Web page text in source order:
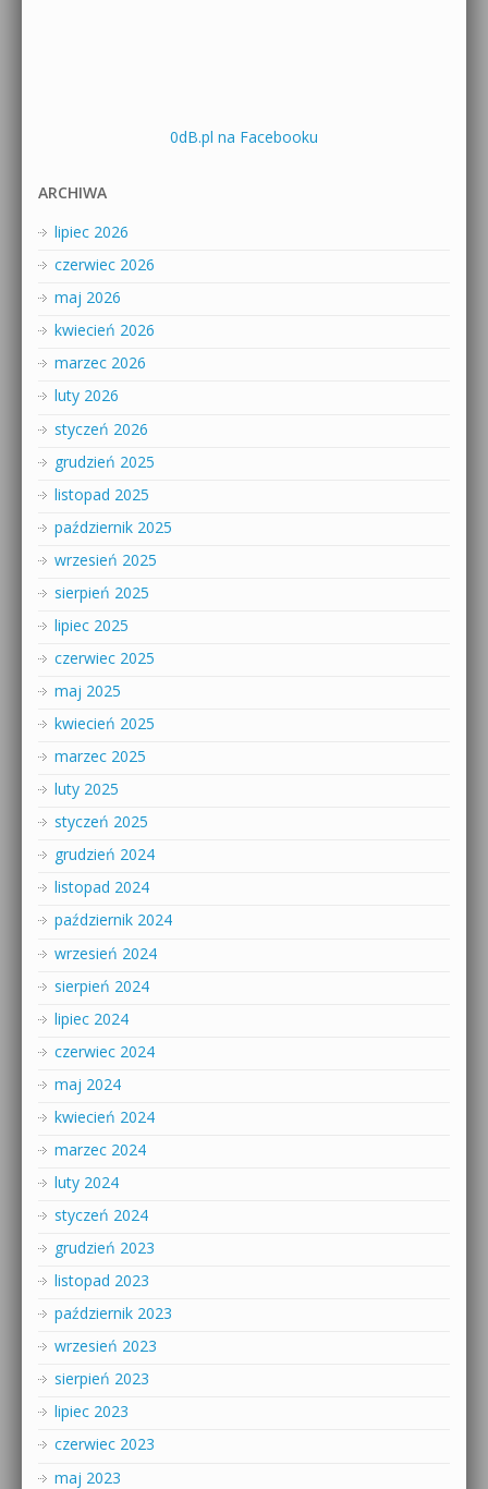
0dB.pl na Facebooku
ARCHIWA
lipiec 2026
czerwiec 2026
maj 2026
kwiecień 2026
marzec 2026
luty 2026
styczeń 2026
grudzień 2025
listopad 2025
październik 2025
wrzesień 2025
sierpień 2025
lipiec 2025
czerwiec 2025
maj 2025
kwiecień 2025
marzec 2025
luty 2025
styczeń 2025
grudzień 2024
listopad 2024
październik 2024
wrzesień 2024
sierpień 2024
lipiec 2024
czerwiec 2024
maj 2024
kwiecień 2024
marzec 2024
luty 2024
styczeń 2024
grudzień 2023
listopad 2023
październik 2023
wrzesień 2023
sierpień 2023
lipiec 2023
czerwiec 2023
maj 2023